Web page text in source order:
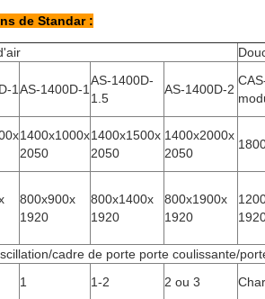
de Standar :
1 AS-1400D-1
AS-1400D-
1.5
AS-1400D-2
1400x1000x
2050
1400x1500x
2050
1400x2000x
2050
800x900x
1920
800x1400x
1920
800x1900x
1920
cadre de porte porte coulissante/
1 1-2 2 ou 3